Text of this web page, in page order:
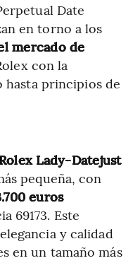
Date
en torno a los
mercado de
con la
hasta principios de
Rolex Lady-Datejust
pequeña, con
euros
69173. Este
y calidad
en un tamaño más